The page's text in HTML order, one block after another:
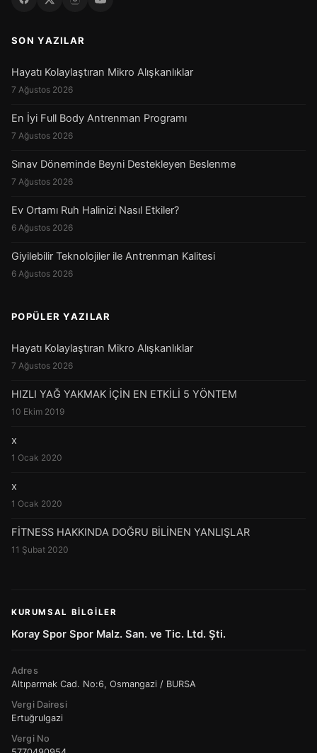
SON YAZILAR
Hayatı Kolaylaştıran Mikro Alışkanlıklar
7 Ağustos 2026
En İyi Full Body Antrenman Programı
7 Ağustos 2026
Sınav Döneminde Beyni Destekleyen Beslenme
7 Ağustos 2026
Ev Ortamı Ruh Halinizi Nasıl Etkiler?
6 Ağustos 2026
Giyilebilir Teknolojiler ile Antrenman Kalitesi
6 Ağustos 2026
POPÜLER YAZILAR
Hayatı Kolaylaştıran Mikro Alışkanlıklar
7 Ağustos 2026
HIZLI YAĞ YAKMAK İÇİN EN ETKİLİ 5 YÖNTEM
10 Ekim 2019
x
1 Ocak 2020
x
1 Ocak 2020
FİTNESS HAKKINDA DOĞRU BİLİNEN YANLIŞLAR
11 Şubat 2020
KURUMSAL BILGILER
Koray Spor Spor Malz. San. ve Tic. Ltd. Şti.
Adres
Altıparmak Cad. No:6, Osmangazi / BURSA
Vergi Dairesi
Ertuğrulgazi
Vergi No